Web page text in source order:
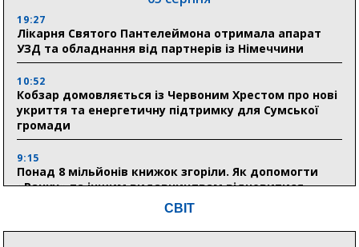
19:27
Лікарня Святого Пантелеймона отримала апарат
УЗД та обладнання від партнерів із Німеччини
10:52
Кобзар домовляється із Червоним Хрестом про нові
укриття та енергетичну підтримку для Сумської
громади
9:15
Понад 8 мільйонів книжок згоріли. Як допомогти
«Ранку» та іншим видавництвам відновитися
04 серпня
СВІТ